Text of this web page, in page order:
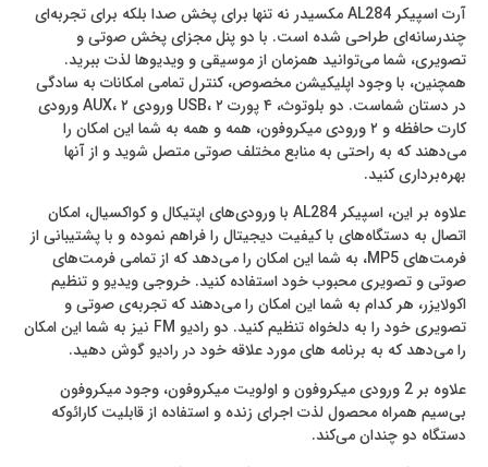
آرت اسپیکر AL284 مکسیدر نه تنها برای پخش صدا بلکه برای تجربه‌ای
چندرسانه‌ای طراحی شده است. با دو پنل مجزای پخش صوتی و
تصویری، شما می‌توانید همزمان از موسیقی و ویدیوها لذت ببرید.
همچنین، با وجود اپلیکیشن مخصوص، کنترل تمامی امکانات به سادگی
در دستان شماست. دو بلوتوث، ۴ پورت USB، ۲ ورودی AUX، ۲ ورودی
کارت حافظه و ۲ ورودی میکروفون، همه و همه به شما این امکان را
می‌دهند که به راحتی به منابع مختلف صوتی متصل شوید و از آنها
بهره‌برداری کنید.
علاوه بر این، اسپیکر AL284 با ورودی‌های اپتیکال و کواکسیال، امکان
اتصال به دستگاه‌های با کیفیت دیجیتال را فراهم نموده و با پشتیبانی از
فرمت‌های MP5، به شما این امکان را می‌دهد که از تمامی فرمت‌های
صوتی و تصویری محبوب خود استفاده کنید. خروجی ویدیو و تنظیم
اکولایزر، هر کدام به شما این امکان را می‌دهند که تجربه‌ی صوتی و
تصویری خود را به دلخواه تنظیم کنید. دو رادیو FM نیز به شما این امکان
را می‌دهد که به برنامه های مورد علاقه خود در رادیو گوش دهید.
علاوه بر 2 ورودی میکروفون و اولویت میکروفون، وجود میکروفون
بی‌سیم همراه محصول لذت اجرای زنده و استفاده از قابلیت کارائوکه
دستگاه دو چندان می‌کند.